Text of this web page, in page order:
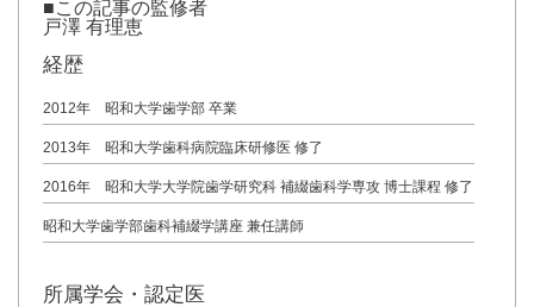
■この記事の監修者
戸澤 有理恵
経歴
2012年 昭和大学歯学部 卒業
2013年 昭和大学歯科病院臨床研修医 修了
2016年 昭和大学大学院歯学研究科 補綴歯科学専攻 博士課程 修了
昭和大学歯学部歯科補綴学講座 兼任講師
所属学会・認定医